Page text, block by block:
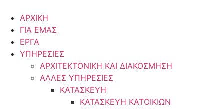
στο
περιεχόμενο
ΑΡΧΙΚΗ
ΓΙΑ ΕΜΑΣ
ΕΡΓΑ
ΥΠΗΡΕΣΙΕΣ
ΑΡΧΙΤΕΚΤΟΝΙΚΗ ΚΑΙ ΔΙΑΚΟΣΜΗΣΗ
ΑΛΛΕΣ ΥΠΗΡΕΣΙΕΣ
ΚΑΤΑΣΚΕΥΗ
ΚΑΤΑΣΚΕΥΗ ΚΑΤΟΙΚΙΩΝ